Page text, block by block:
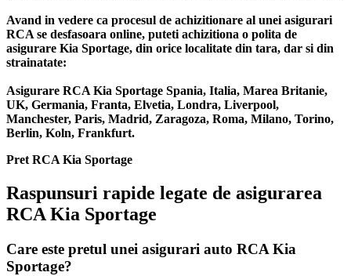
Avand in vedere ca procesul de achizitionare al unei asigurari
RCA se desfasoara online, puteti achizitiona o polita de
asigurare Kia Sportage, din orice localitate din tara, dar si din
strainatate:
Asigurare RCA Kia Sportage Spania, Italia, Marea Britanie,
UK, Germania, Franta, Elvetia, Londra, Liverpool,
Manchester, Paris, Madrid, Zaragoza, Roma, Milano, Torino,
Berlin, Koln, Frankfurt.
Pret RCA Kia Sportage
Raspunsuri rapide legate de asigurarea
RCA Kia Sportage
Care este pretul unei asigurari auto RCA Kia
Sportage?